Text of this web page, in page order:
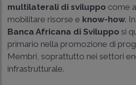
multilaterali di sviluppo come
mobilitare risorse e know-how.
Banca Africana di Sviluppo si
primario nella promozione di
Membri, soprattutto nei settori
infrastrutturale.